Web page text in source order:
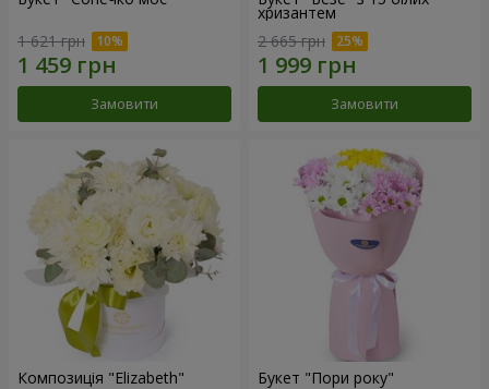
1 621 грн
Замовити
хризантем
2 665 грн
Замовити
Композиція "Elizabeth" Букет "Пори року"